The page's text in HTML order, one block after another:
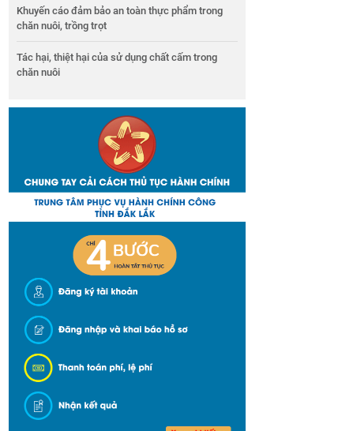
Khuyến cáo đảm bảo an toàn thực phẩm trong
chăn nuôi, trồng trọt
Tác hại, thiệt hại của sử dụng chất cấm trong
chăn nuôi